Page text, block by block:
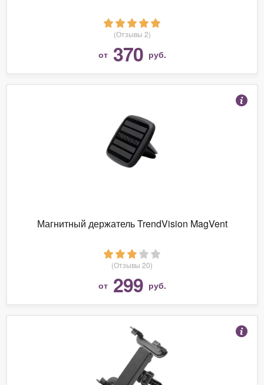
(Отзывы 2)
от 370 руб.
Магнитный держатель TrendVision MagVent
(Отзывы 20)
от 299 руб.